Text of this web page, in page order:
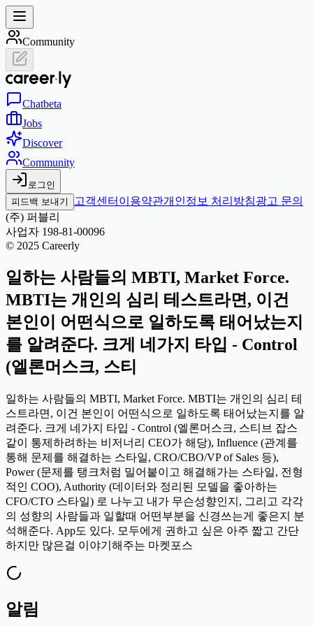
Community
Chatbeta
Jobs
Discover
Community
로그인
피드백 보내기
고객센터 이용약관개인정보 처리방침광고 문의
(주) 퍼블리
사업자 198-81-00096
© 2025 Careerly
일하는 사람들의 MBTI, Market Force.
MBTI는 개인의 심리 테스트라면, 이건
본인이 어떤식으로 일하도록 태어났는지
를 알려준다. 크게 네가지 타입 - Control
(엘론머스크, 스티
일하는 사람들의 MBTI, Market Force. MBTI는 개인의 심리 테
스트라면, 이건 본인이 어떤식으로 일하도록 태어났는지를 알
려준다. 크게 네가지 타입 - Control (엘론머스크, 스티브 잡스
같이 통제하려하는 비저너리 CEO가 해당), Influence (관계를
통해 문제를 해결하는 스타일, CRO/CBO/VP of Sales 등),
Power (문제를 탱크처럼 밀어붙이고 해결해가는 스타일, 전형
적인 COO), Authority (데이터와 정리된 모델을 좋아하는
CFO/CTO 스타일) 로 나누고 내가 무슨성향인지, 그리고 각각
의 성향의 사람들과 일할때 어떤부분을 신경쓰는게 좋은지 분
석해준다. App도 있다. 모두에게 권하고 싶은 아주 짧고 간단
하지만 많은걸 이야기해주는 마켓포스
알림